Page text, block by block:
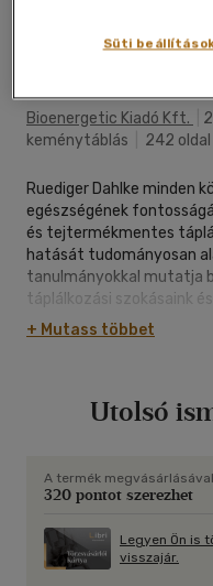
Bioenergetic Kiadó Kft.
keménytáblás
242 oldal
Ruediger Dahlke minden
egészségének
és tejtermékmentes
hatását tudományosan
tanulmányokkal mutatja
táplálkozási szokásaink
érhetjük el a
eredetű táplálékok
elindulunk-e a békés
származó félelem- és
magunk körül, a világban
lenne gond, ha az állati
lemondanánk.
+ Mutass többet
Utolsó
A termék megvásárlásával
320 pontot szerezhet
Legyen Ön is
visszajár.
Süti